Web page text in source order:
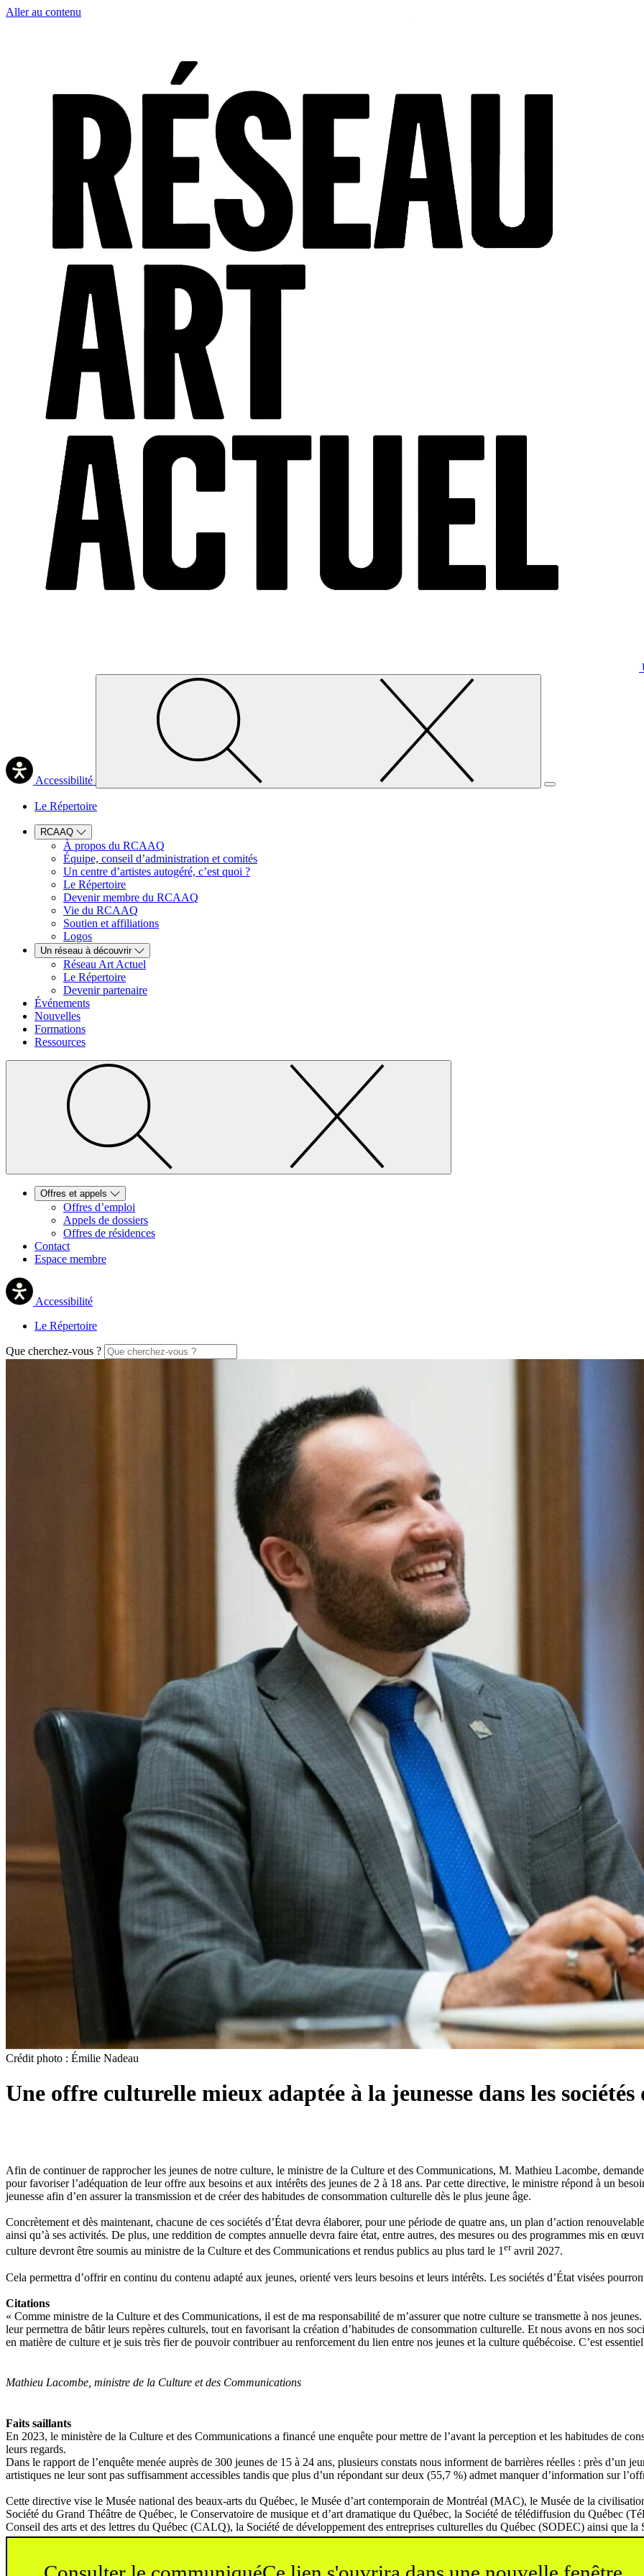
Aller au contenu
Accessibilité
Le Répertoire
RCAAQ
À propos du RCAAQ
Équipe, conseil d’administration et comités
Un centre d’artistes autogéré, c’est quoi ?
Le Répertoire
Devenir membre du RCAAQ
Vie du RCAAQ
Soutien et affiliations
Logos
Un réseau à découvrir
Réseau Art Actuel
Le Répertoire
Devenir partenaire
Événements
Nouvelles
Formations
Ressources
Offres et appels
Offres d’emploi
Appels de dossiers
Offres de résidences
Contact
Espace membre
Accessibilité
Le Répertoire
Que cherchez-vous ?
Crédit photo : Émilie Nadeau
Une offre culturelle mieux adaptée à la jeunesse dans les sociétés
Afin de continuer de rapprocher les jeunes de notre culture, le ministre de la Culture et des Communications, M. Mathieu Lacombe,
pour favoriser l’adéquation de leur offre aux besoins et aux intérêts des jeunes de 2 à 18 ans. Par cette directive, le ministre répond à un
jeunesse afin d’en assurer la transmission et de créer des habitudes de consommation culturelle dès le plus jeune âge.
Concrètement et dès maintenant, chacune de ces sociétés d’État devra élaborer, pour une période de quatre ans, un plan d’action
ainsi qu’à ses activités. De plus, une reddition de comptes annuelle devra faire état, entre autres, des mesures ou des programmes mis en
culture devront être soumis au ministre de la Culture et des Communications et rendus publics au plus tard le 1eravril 2027.
Cela permettra d’offrir en continu du contenu adapté aux jeunes, orienté vers leurs besoins et leurs intérêts. Les sociétés d’État visées
Citations
« Comme ministre de la Culture et des Communications, il est de ma responsabilité de m’assurer que notre culture se transmette à nos
leur permettra de bâtir leurs repères culturels, tout en favorisant la création d’habitudes de consommation culturelle. Et nous avons en nos
en matière de culture et je suis très fier de pouvoir contribuer au renforcement du lien entre nos jeunes et la culture québécoise. C’est
Mathieu Lacombe, ministre de la Culture et des Communications
Faits saillants
En 2023, le ministère de la Culture et des Communications a financé une enquête pour mettre de l’avant la perception et les habitudes de
leurs regards.
Dans le rapport de l’enquête menée auprès de 300 jeunes de 15 à 24 ans, plusieurs constats nous informent de barrières réelles : près d’un
artistiques ne leur sont pas suffisamment accessibles tandis que plus d’un répondant sur deux (55,7 %) admet manquer d’information sur
Cette directive vise le Musée national des beaux-arts du Québec, le Musée d’art contemporain de Montréal (MAC), le Musée de la
Société du Grand Théâtre de Québec, le Conservatoire de musique et d’art dramatique du Québec, la Société de télédiffusion du Québec
Conseil des arts et des lettres du Québec (CALQ), la Société de développement des entreprises culturelles du Québec (SODEC) ainsi que la